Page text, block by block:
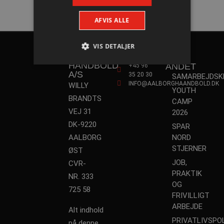
HÅNDBOLD
A/S
WILLY
BRANDTS
VEJ 31
DK-9220
AALBORG
ØST
CVR-
NR. 333
725 58
Alt indhold
+45 96
35 20 30
INFO@AALBORGHAANDBOLD.DK
ANDET
YOUTH
CAMP
2026
SPAR
NORD
STJERNER
JOB,
PRAKTIK
OG
FRIVILLIGT
ARBEJDE
AFVIS ALLE
VIS DETALJER
Absolut nødvendige
Ydeevne
Målretning
hjemmesidens grundlæggende funktionalitet
såsom brugerlogin og kontoadministration.
Hjemmesiden kan ikke bruges korrekt uden de
absolut nødvendige cookies.
Udbyder / Domæne
/dyna-.*/i